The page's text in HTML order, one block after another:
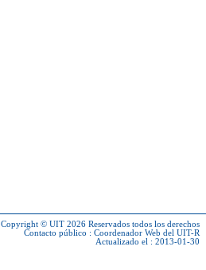
Copyright © UIT 2026 Reservados todos los derechos
Contacto público : Coordenador Web del UIT-R
Actualizado el : 2013-01-30